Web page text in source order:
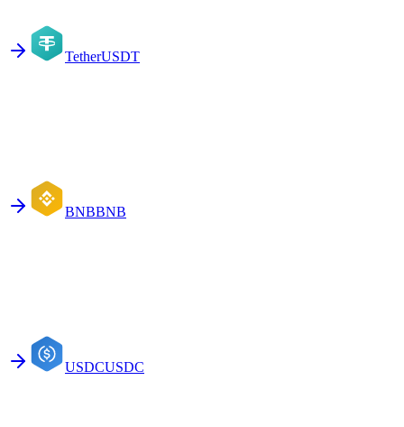
TetherUSDT
BNBBNB
USDCUSDC